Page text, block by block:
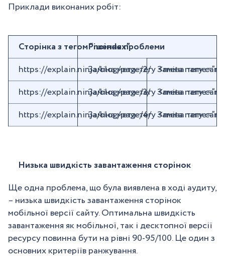
Приклади виконаних робіт:
Сторінка з тегом “noindex”
Рішення проблеми
https://explain.ninja/blog/page/2/
Заміна мета-тегу <meta
Заміна тегу
https://explain.ninja/blog/page/3/
Заміна мета-тегу <meta
Заміна тегу
https://explain.ninja/blog/page/4/
Заміна мета-тегу <meta
Заміна тегу
Низька швидкість завантаження сторінок
Ще одна проблема, що була виявлена в ході аудиту,
– низька швидкість завантаження сторінок
мобільної версії сайту. Оптимальна швидкість
завантаження як мобільної, так і десктопної версії
ресурсу повинна бути на рівні 90-95/100. Це один з
основних критеріїв ранжування.